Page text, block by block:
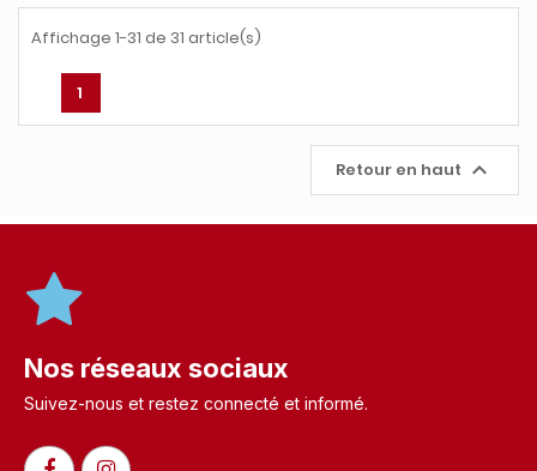
Affichage 1-31 de 31 article(s)
1
Retour en haut 
Nos réseaux sociaux
Suivez-nous et restez connecté et informé.​